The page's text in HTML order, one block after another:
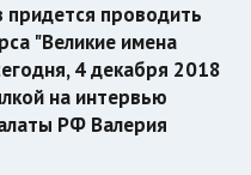
придется проводить
"Великие имена
4 декабря 2018
на интервью
РФ Валерия